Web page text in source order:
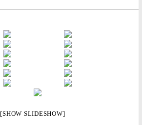
[SHOW SLIDESHOW]